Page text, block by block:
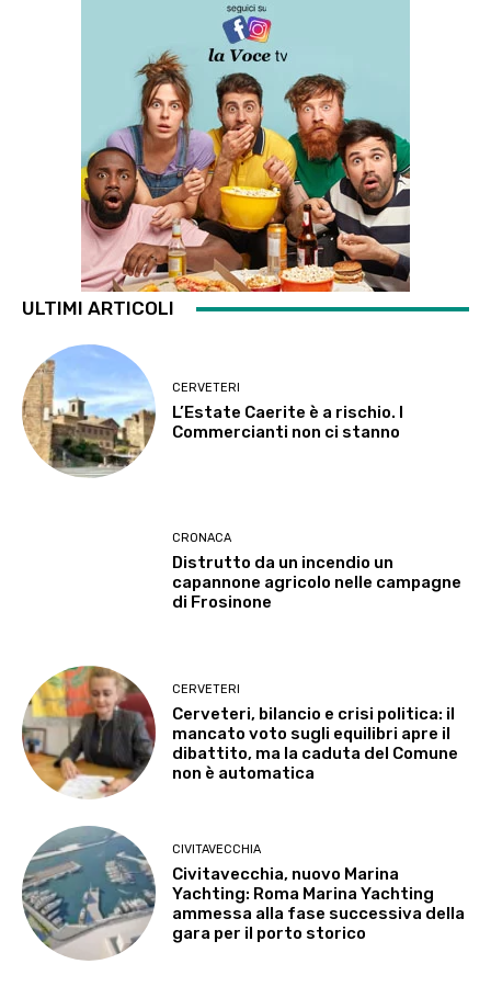
ULTIMI ARTICOLI
CERVETERI
L’Estate Caerite è a rischio. I
Commercianti non ci stanno
CRONACA
Distrutto da un incendio un
capannone agricolo nelle campagne
di Frosinone
CERVETERI
Cerveteri, bilancio e crisi politica: il
mancato voto sugli equilibri apre il
dibattito, ma la caduta del Comune
non è automatica
CIVITAVECCHIA
Civitavecchia, nuovo Marina
Yachting: Roma Marina Yachting
ammessa alla fase successiva della
gara per il porto storico